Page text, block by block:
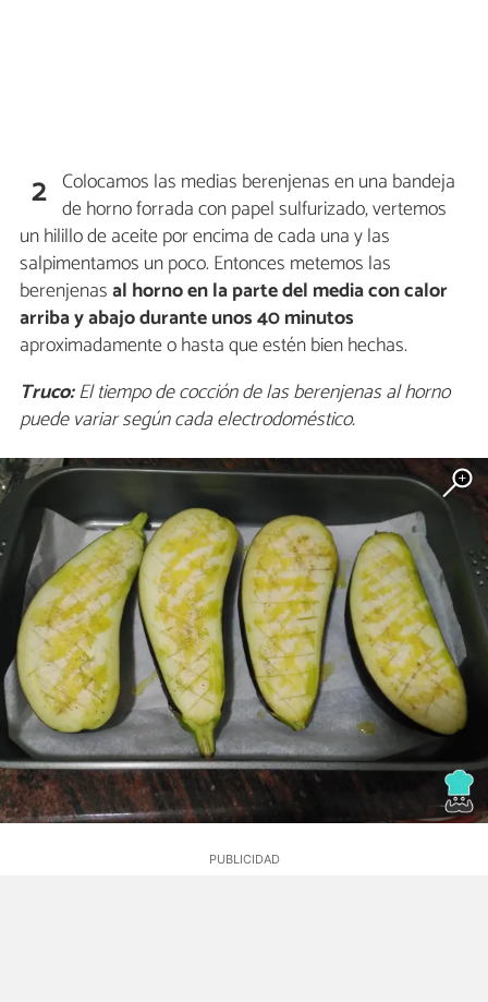
2 Colocamos las medias berenjenas en una bandeja
de horno forrada con papel sulfurizado, vertemos
un hilillo de aceite por encima de cada una y las
salpimentamos un poco. Entonces metemos las
berenjenasal horno en la parte del media con calor
arriba y abajodurante unos 40 minutos
aproximadamente o hasta que estén bien hechas.
Truco:El tiempo de cocción de las berenjenas al horno
puede variar según cada electrodoméstico.